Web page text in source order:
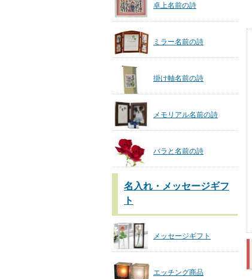
卓上名前の詩
ミラー名前の詩
掛け軸名前の詩
メモリアル名前の詩
バラと名前の詩
名入れ・メッセージギフ
ト
メッセージギフト
エッチング商品